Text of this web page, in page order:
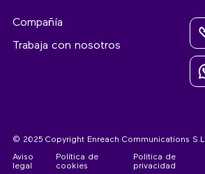
Compañía
Trabaja con nosotros
© 2025 Copyright Enreach Communications S.L
Aviso
legal
Política de
cookies
Política de
privacidad